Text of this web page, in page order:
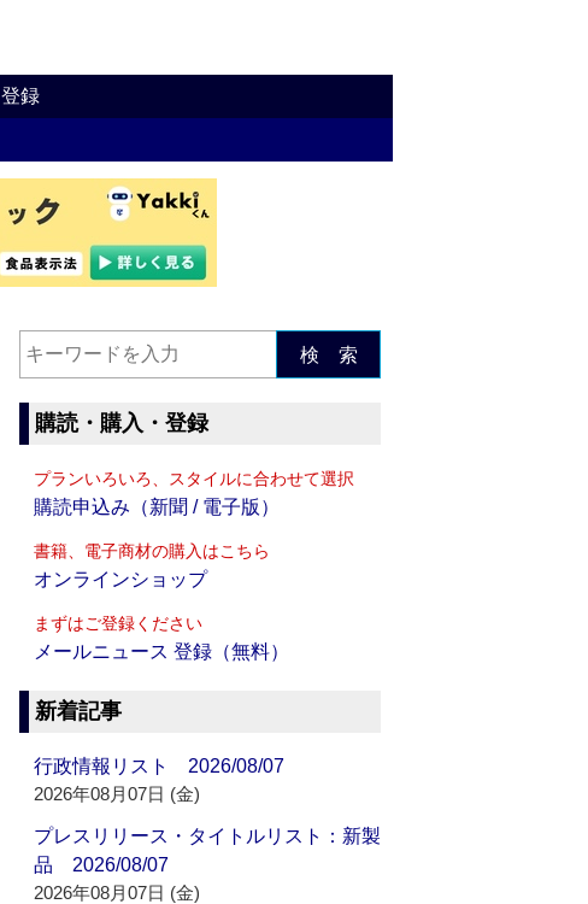
録
検 索
購読・購入・登録
プランいろいろ、スタイルに合わせて選択
購読申込み（新聞 / 電子版）
書籍、電子商材の購入はこちら
オンラインショップ
まずはご登録ください
メールニュース 登録（無料）
新着記事
行政情報リスト 2026/08/07
2026年08月07日 (金)
プレスリリース・タイトルリスト：新製
品 2026/08/07
2026年08月07日 (金)